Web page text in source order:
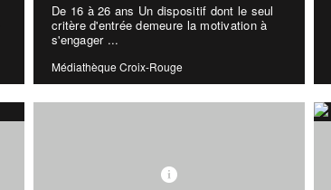
De 16 à 26 ans Un dispositif dont le seul
critère d'entrée demeure la motivation à
s'engager ...
Médiathèque Croix-Rouge